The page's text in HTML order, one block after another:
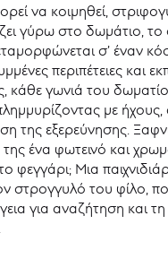
να κοιμηθεί,
γύρω στο δωμάτιο,
σ’ έναν
περιπέτειες και
κάθε γωνιά του
με ήχους,
της εξερεύνησης.
ένα φωτεινό και
φεγγάρι; Μια
στρογγυλό του φίλο,
για αναζήτηση και